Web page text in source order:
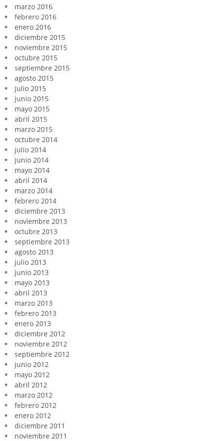
marzo 2016
febrero 2016
enero 2016
diciembre 2015
noviembre 2015
octubre 2015
septiembre 2015
agosto 2015
julio 2015
junio 2015
mayo 2015
abril 2015
marzo 2015
octubre 2014
julio 2014
junio 2014
mayo 2014
abril 2014
marzo 2014
febrero 2014
diciembre 2013
noviembre 2013
octubre 2013
septiembre 2013
agosto 2013
julio 2013
junio 2013
mayo 2013
abril 2013
marzo 2013
febrero 2013
enero 2013
diciembre 2012
noviembre 2012
septiembre 2012
junio 2012
mayo 2012
abril 2012
marzo 2012
febrero 2012
enero 2012
diciembre 2011
noviembre 2011